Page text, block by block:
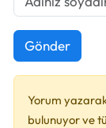
Gönder
Yorum
bulunuyor ve